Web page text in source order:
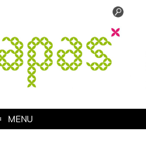
MENU